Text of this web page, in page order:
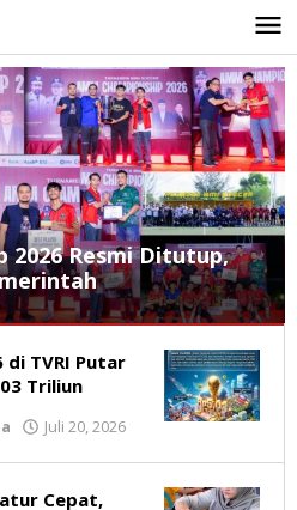
2026 Resmi Ditutup,
di TVRI Putar
Triliun
Juli 20, 2026
oleh
Cepat,